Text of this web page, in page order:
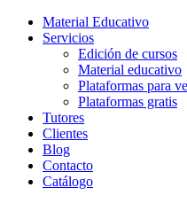
Material Educativo
Servicios
Edición de cursos
Material educativo
Plataformas para
Plataformas gratis
Tutores
Clientes
Blog
Contacto
Catálogo